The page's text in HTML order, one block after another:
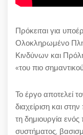
Πρόκειται για
Ολοκληρωμένο
Κινδύνων και
«του πιο
Το έργο αποτελεί
διαχείριση και
τη δημιουργία
συστήματος,